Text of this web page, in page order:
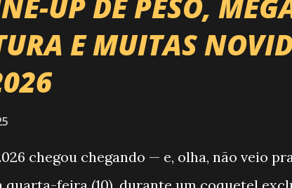
E MUITAS
chegou chegando — e, olha, não veio